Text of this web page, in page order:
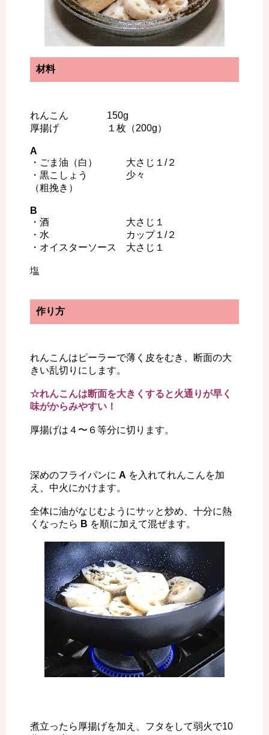
材料
れんこん 150g
厚揚げ １枚（200g）
A
・ごま油（白） 大さじ１/２
・黒こしょう 少々
（粗挽き）
B
・酒 大さじ１
・水 カップ１/２
・オイスターソース 大さじ１
塩
作り方
れんこんはピーラーで薄く皮をむき、断面の大
きい乱切りにします。
☆れんこんは断面を大きくすると火通りが早く
味がからみやすい！
厚揚げは４〜６等分に切ります。
深めのフライパンに A を入れてれんこんを加
え、中火にかけます。
全体に油がなじむようにサッと炒め、十分に熱
くなったら B を順に加えて混ぜます。
煮立ったら厚揚げを加え、フタをして弱火で10